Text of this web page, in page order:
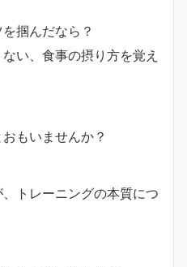
掴んだなら？
い、食事の摂り方を覚え
もいませんか？
トレーニングの本質につ